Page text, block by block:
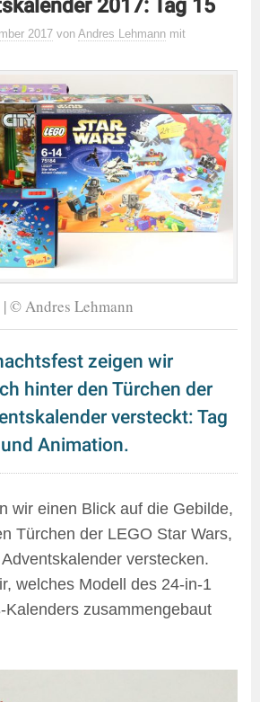
2017: Tag 15
2017 von Andres Lehmann mit
© Andres Lehmann
zeigen wir
hinter den Türchen der
versteckt: Tag
Animation.
wir einen Blick auf die Gebilde,
Türchen der LEGO Star Wars,
verstecken.
welches Modell des 24-in-1
zusammengebaut